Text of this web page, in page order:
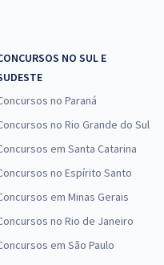
NO SUL E
no Paraná
no Rio Grande do Sul
em Santa Catarina
no Espírito Santo
em Minas Gerais
no Rio de Janeiro
em São Paulo